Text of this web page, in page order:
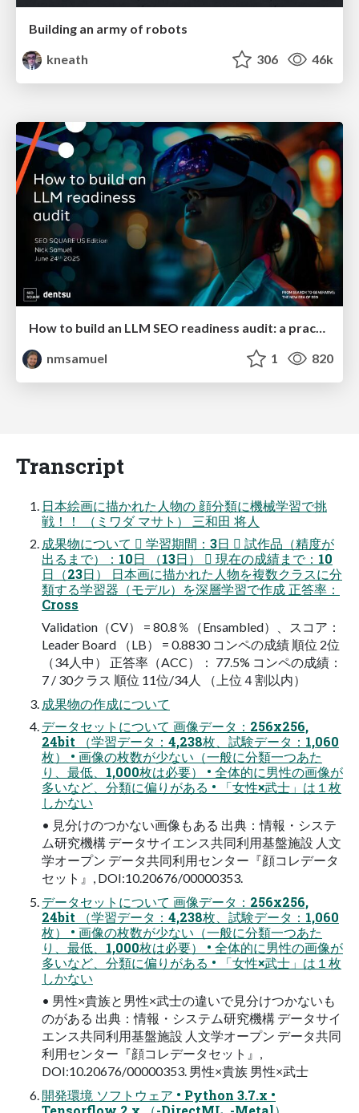
Building an army of robots
kneath
306 46k
nmsamuel
1 820
Transcript
日本絵画に描かれた人物の 顔分類に機械学習で挑
戦！！ （ミワダ マサト） 三和田 将人
成果物について  学習期間：3日  試作品（精度が
出るまで）：10日 （13日）  現在の成績まで：10
日（23日） 日本画に描かれた人物を複数クラスに分
類する学習器（モデル）を深層学習で作成 正答率：
Cross
Validation（CV） = 80.8％（Ensambled）、スコア：
Leader Board （LB） = 0.8830 コンペの成績 順位 2位
（34人中） 正答率（ACC）： 77.5% コンペの成績：
7 / 30クラス 順位 11位/34人 （上位４割以内）
成果物の作成について
データセットについて 画像データ：256x256,
24bit （学習データ：4,238枚、試験データ：1,060
枚） • 画像の枚数が少ない（一般に分類一つあた
り、最低、1,000枚は必要） • 全体的に男性の画像が
多いなど、分類に偏りがある • 「女性×武士」は１枚
しかない
• 見分けのつかない画像もある 出典：情報・システ
ム研究機構 データサイエンス共同利用基盤施設 人文
学オープン データ共同利用センター『顔コレデータ
セット』, DOI:10.20676/00000353.
データセットについて 画像データ：256x256,
24bit （学習データ：4,238枚、試験データ：1,060
枚） • 画像の枚数が少ない（一般に分類一つあた
り、最低、1,000枚は必要） • 全体的に男性の画像が
多いなど、分類に偏りがある • 「女性×武士」は１枚
しかない
• 男性×貴族と男性×武士の違いで見分けつかないも
のがある 出典：情報・システム研究機構 データサイ
エンス共同利用基盤施設 人文学オープン データ共同
利用センター『顔コレデータセット』,
DOI:10.20676/00000353. 男性×貴族 男性×武士
開発環境 ソフトウェア • Python 3.7.x •